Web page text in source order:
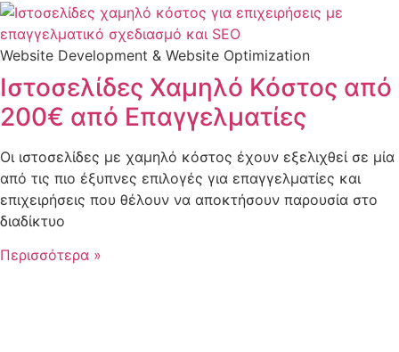
Website Development & Website Optimization
Ιστοσελίδες Χαμηλό Κόστος από
200€ από Επαγγελματίες
Οι ιστοσελίδες με χαμηλό κόστος έχουν εξελιχθεί σε μία
από τις πιο έξυπνες επιλογές για επαγγελματίες και
επιχειρήσεις που θέλουν να αποκτήσουν παρουσία στο
διαδίκτυο
Περισσότερα »